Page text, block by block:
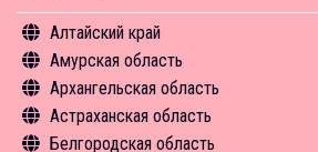
Алтайский край
Общая информация
Объекты туристского притяжения
Инфрастуктура туризма
Туризм в цифрах
Амурская область
Общая информация
Объекты туристского притяжения
Инфрастуктура туризма
Архангельская область
Общая информация
Объекты туристского притяжения
Астраханская область
Общая информация
Белгородская область